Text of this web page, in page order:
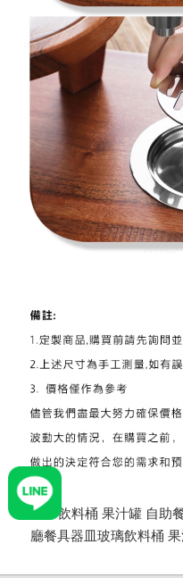
INPHIC-飲料桶 果汁罐 自
廳餐具器皿玻璃飲料桶 果